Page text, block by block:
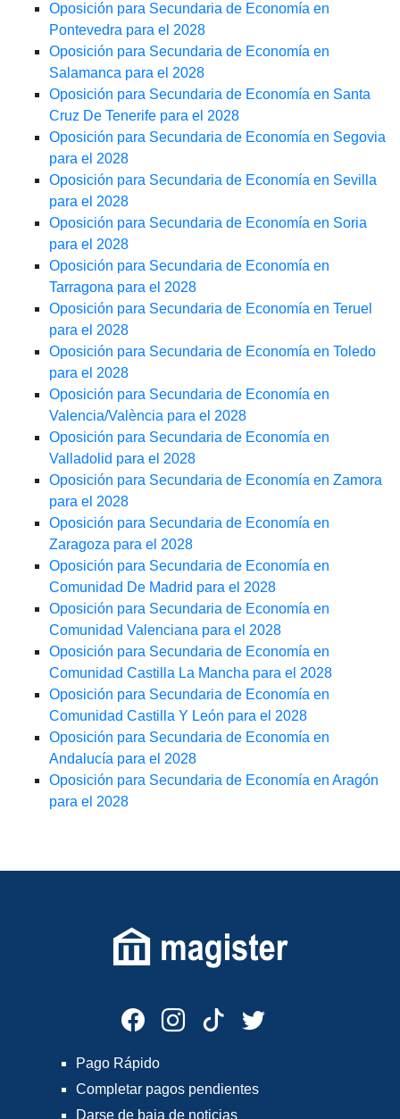
Oposición para Secundaria de Economía en
Pontevedra para el 2028
Oposición para Secundaria de Economía en
Salamanca para el 2028
Oposición para Secundaria de Economía en Santa
Cruz De Tenerife para el 2028
Oposición para Secundaria de Economía en Segovia
para el 2028
Oposición para Secundaria de Economía en Sevilla
para el 2028
Oposición para Secundaria de Economía en Soria
para el 2028
Oposición para Secundaria de Economía en
Tarragona para el 2028
Oposición para Secundaria de Economía en Teruel
para el 2028
Oposición para Secundaria de Economía en Toledo
para el 2028
Oposición para Secundaria de Economía en
Valencia/València para el 2028
Oposición para Secundaria de Economía en
Valladolid para el 2028
Oposición para Secundaria de Economía en Zamora
para el 2028
Oposición para Secundaria de Economía en
Zaragoza para el 2028
Oposición para Secundaria de Economía en
Comunidad De Madrid para el 2028
Oposición para Secundaria de Economía en
Comunidad Valenciana para el 2028
Oposición para Secundaria de Economía en
Comunidad Castilla La Mancha para el 2028
Oposición para Secundaria de Economía en
Comunidad Castilla Y León para el 2028
Oposición para Secundaria de Economía en
Andalucía para el 2028
Oposición para Secundaria de Economía en Aragón
para el 2028
Pago Rápido
Completar pagos pendientes
Darse de baja de noticias